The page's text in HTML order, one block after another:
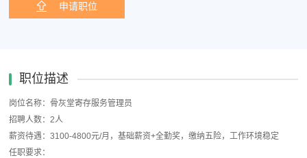
申请职位
职位描述
岗位名称：骨灰堂寄存服务管理员
招聘人数：2人
薪资待遇：3100-4800元/月，基础薪资+全勤奖，缴纳五险，工作环境稳定
任职要求：